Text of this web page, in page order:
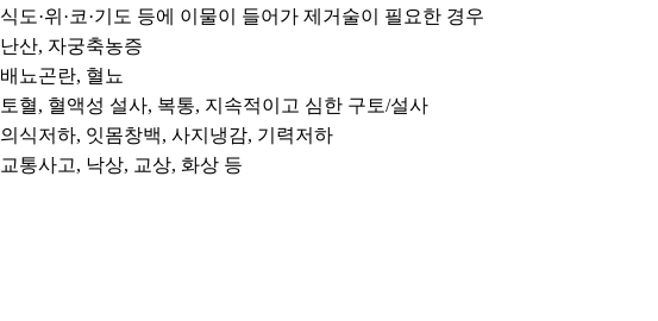
식도·위·코·기도 등에 이물이 들어가 제거술이 필요한 경우
난산, 자궁축농증
배뇨곤란, 혈뇨
토혈, 혈액성 설사, 복통, 지속적이고 심한 구토/설사
의식저하, 잇몸창백, 사지냉감, 기력저하
교통사고, 낙상, 교상, 화상 등